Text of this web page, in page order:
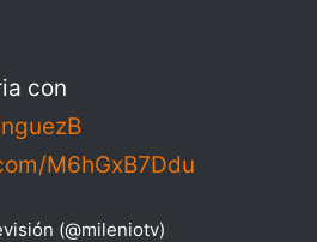
con
M6hGxB7Ddu
(@mileniotv)